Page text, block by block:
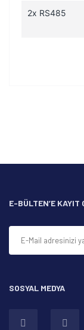
2x RS485
Ürün
E-BÜLTEN’E KAYIT
SOSYAL MEDYA